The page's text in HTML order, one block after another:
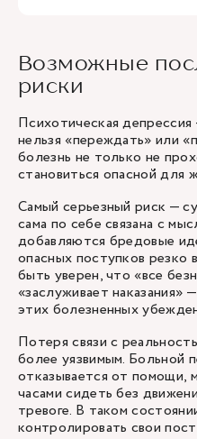
Возможные
риски
Психотическая
нельзя «переждать» или
болезнь не только не
становиться опасной для
Самый серьезный риск —
сама по себе связана с
добавляются бредовые
опасных поступков резко
быть уверен, что «все
«заслуживает наказания»
этих болезненных
Потеря связи с
более уязвимым. Больной
отказывается от помощи,
часами сидеть без
тревоге. В таком
контролировать свои